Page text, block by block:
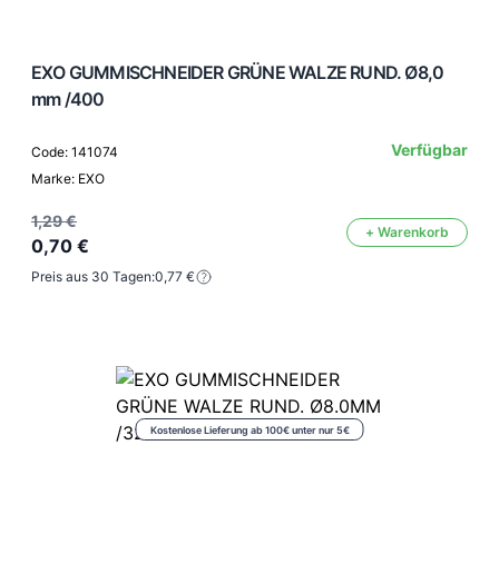
EXO GUMMISCHNEIDER GRÜNE WALZE RUND. Ø8,0
mm /400
Code: 141074
Marke: EXO
Verfügbar
1,29 €
0,70 €
+ Warenkorb
Preis aus 30 Tagen:0,77 €
Kostenlose Lieferung ab 100€ unter nur 5€